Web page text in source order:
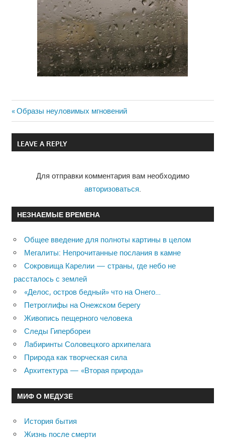
Навигация
по
Previous
Post:
Образы неуловимых мгновений
LEAVE A REPLY
Для отправки комментария вам необходимо
авторизоваться
НЕЗНАЕМЫЕ ВРЕМЕНА
Общее введение для полноты картины в целом
Мегалиты: Непрочитанные послания в камне
Сокровища Карелии — страны, где небо не
рассталось с землей
«Делос, остров бедный» что на Онего…
Петроглифы на Онежском берегу
Живопись пещерного человека
Следы Гипербореи
Лабиринты Соловецкого архипелага
Природа как творческая сила
Архитектура — «Вторая природа»
МИФ О МЕДУЗЕ
История бытия
Жизнь после смерти